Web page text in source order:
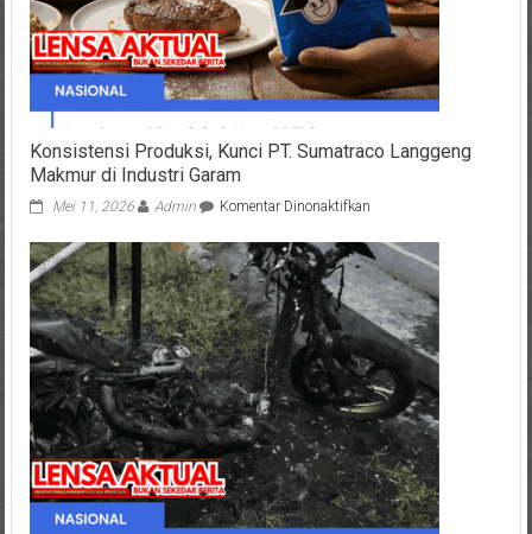
Muntahan
di
Sebelahnya
Konsistensi Produksi, Kunci PT. Sumatraco Langgeng
Makmur di Industri Garam
Mei 11, 2026 Admin Komentar Dinonaktifkanpada
Produksi,
Kunci
PT.
Sumatraco
Langgeng
Makmur
di
Industri
Garam